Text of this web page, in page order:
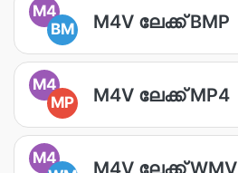
M4
BM
M4V ലേക്ക് BMP
M4
MP
M4V ലേക്ക് MP4
M4
M4V ലേക്ക് WMV